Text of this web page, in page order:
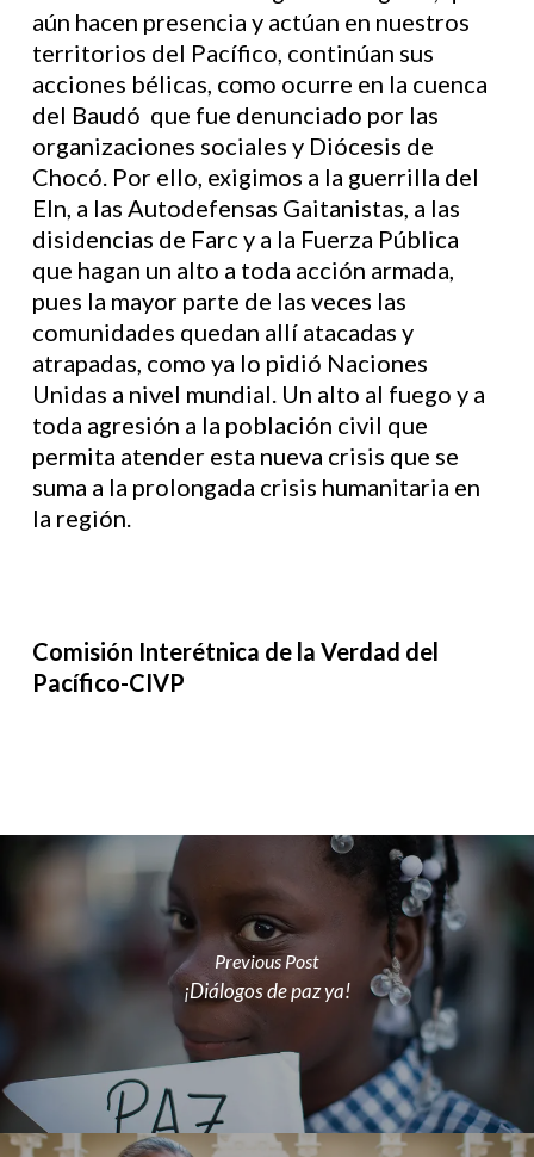
aún hacen presencia y actúan en nuestros
territorios del Pacífico, continúan sus
acciones bélicas, como ocurre en la cuenca
del Baudó que fue denunciado por las
organizaciones sociales y Diócesis de
Chocó. Por ello, exigimos a la guerrilla del
Eln, a las Autodefensas Gaitanistas, a las
disidencias de Farc y a la Fuerza Pública
que hagan un alto a toda acción armada,
pues la mayor parte de las veces las
comunidades quedan allí atacadas y
atrapadas, como ya lo pidió Naciones
Unidas a nivel mundial. Un alto al fuego y a
toda agresión a la población civil que
permita atender esta nueva crisis que se
suma a la prolongada crisis humanitaria en
la región.
Comisión Interétnica de la Verdad del
Pacífico-CIVP
Previous Post
¡Diálogos de paz ya!